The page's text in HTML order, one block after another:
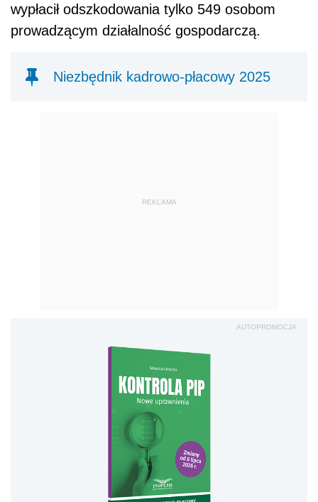
wypłacił odszkodowania tylko 549 osobom
prowadzącym działalność gospodarczą.
Niezbędnik kadrowo-płacowy 2025
REKLAMA
AUTOPROMOCJA